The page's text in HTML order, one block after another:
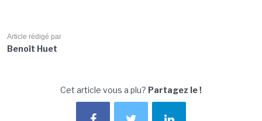
Article rédigé par
Benoît Huet
Cet article vous a plu? Partagez le !